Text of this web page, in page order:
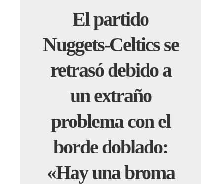
El partido
Nuggets-Celtics se
retrasó debido a
un extraño
problema con el
borde doblado:
«Hay una broma